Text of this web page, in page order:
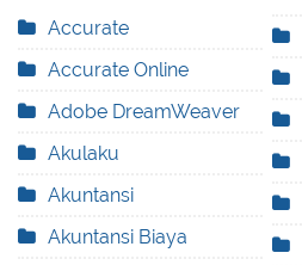
Accurate
Accurate Online
Adobe DreamWeaver
Akulaku
Akuntansi
Akuntansi Biaya